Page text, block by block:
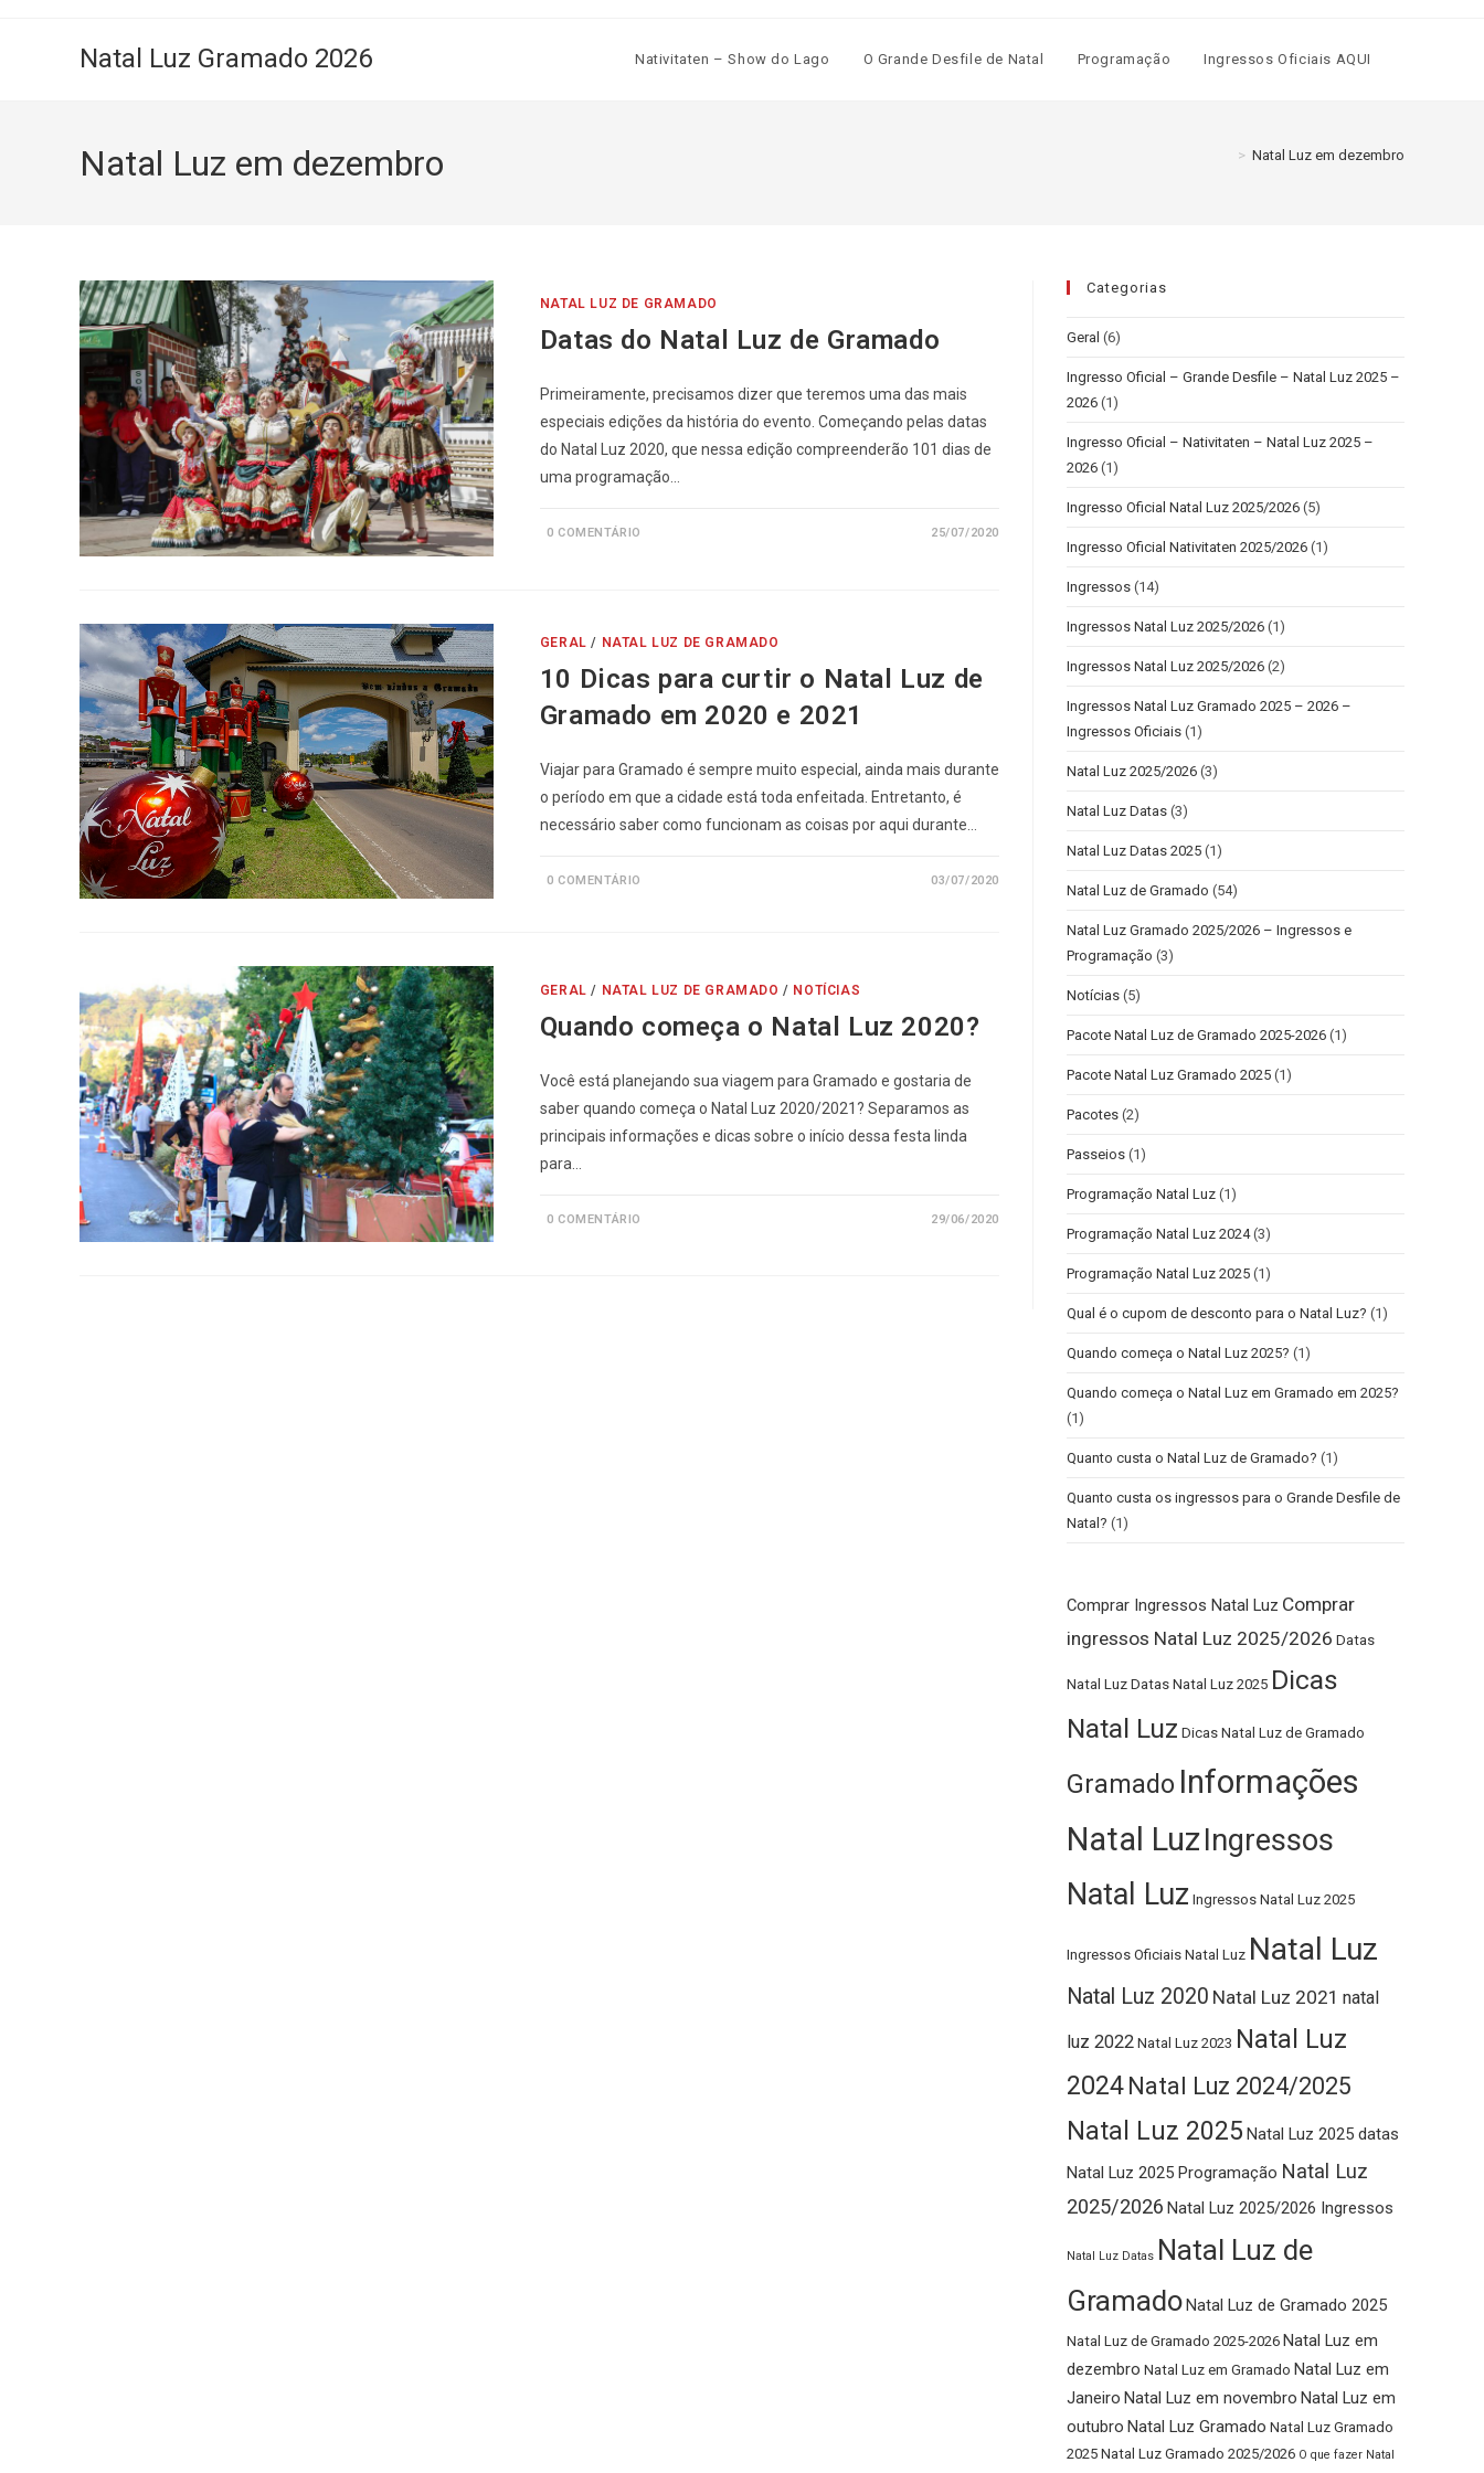
Natal Luz Gramado 2026 Nativitaten – Show do Lago O Grande Desfile de Natal Programação Ingressos Oficiais AQUI
Natal Luz em dezembro > Natal Luz em dezembro
NATAL LUZ DE GRAMADO
Datas do Natal Luz de Gramado
Primeiramente, precisamos dizer que teremos uma das mais
especiais edições da história do evento. Começando pelas datas
do Natal Luz 2020, que nessa edição compreenderão 101 dias de
uma programação…
0 COMENTÁRIO 25/07/2020
GERAL / NATAL LUZ DE GRAMADO
10 Dicas para curtir o Natal Luz de
Gramado em 2020 e 2021
Viajar para Gramado é sempre muito especial, ainda mais durante
o período em que a cidade está toda enfeitada. Entretanto, é
necessário saber como funcionam as coisas por aqui durante…
0 COMENTÁRIO 03/07/2020
GERAL / NATAL LUZ DE GRAMADO / NOTÍCIAS
Quando começa o Natal Luz 2020?
Você está planejando sua viagem para Gramado e gostaria de
saber quando começa o Natal Luz 2020/2021? Separamos as
principais informações e dicas sobre o início dessa festa linda
para…
0 COMENTÁRIO 29/06/2020
Categorias
Geral (6)
Ingresso Oficial – Grande Desfile – Natal Luz 2025 –
2026 (1)
Ingresso Oficial – Nativitaten – Natal Luz 2025 –
2026 (1)
Ingresso Oficial Natal Luz 2025/2026 (5)
Ingresso Oficial Nativitaten 2025/2026 (1)
Ingressos (14)
Ingressos Natal Luz 2025/2026 (1)
Ingressos Natal Luz 2025/2026 (2)
Ingressos Natal Luz Gramado 2025 – 2026 –
Ingressos Oficiais (1)
Natal Luz 2025/2026 (3)
Natal Luz Datas (3)
Natal Luz Datas 2025 (1)
Natal Luz de Gramado (54)
Natal Luz Gramado 2025/2026 – Ingressos e
Programação (3)
Notícias (5)
Pacote Natal Luz de Gramado 2025-2026 (1)
Pacote Natal Luz Gramado 2025 (1)
Pacotes (2)
Passeios (1)
Programação Natal Luz (1)
Programação Natal Luz 2024 (3)
Programação Natal Luz 2025 (1)
Qual é o cupom de desconto para o Natal Luz? (1)
Quando começa o Natal Luz 2025? (1)
Quando começa o Natal Luz em Gramado em 2025?
(1)
Quanto custa o Natal Luz de Gramado? (1)
Quanto custa os ingressos para o Grande Desfile de
Natal? (1)
Comprar Ingressos Natal Luz Comprar
ingressos Natal Luz 2025/2026 Datas
Natal Luz Datas Natal Luz 2025 Dicas
Natal Luz Dicas Natal Luz de Gramado
Gramado Informações
Natal LuzIngressos
Natal Luz Ingressos Natal Luz 2025
Ingressos Oficiais Natal Luz Natal Luz
Natal Luz 2020 Natal Luz 2021 natal
luz 2022 Natal Luz 2023 Natal Luz
2024 Natal Luz 2024/2025
Natal Luz 2025 Natal Luz 2025 datas
Natal Luz 2025 Programação Natal Luz
2025/2026 Natal Luz 2025/2026 Ingressos
Natal Luz Datas Natal Luz de
GramadoNatal Luz de Gramado 2025
Natal Luz de Gramado 2025-2026 Natal Luz em
dezembro Natal Luz em Gramado Natal Luz em
Janeiro Natal Luz em novembro Natal Luz em
outubro Natal Luz Gramado Natal Luz Gramado
2025 Natal Luz Gramado 2025/2026 O que fazer Natal